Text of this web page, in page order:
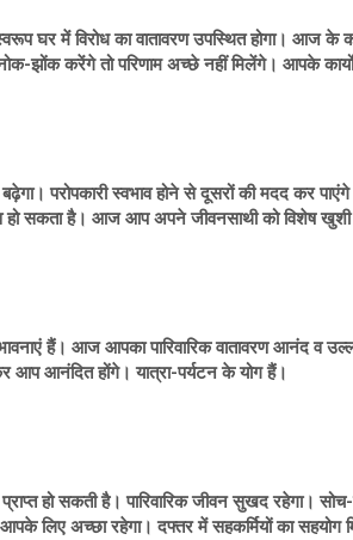
घर में विरोध का वातावरण उपस्थित होगा। आज के
झोंक करेंगे तो परिणाम अच्छे नहीं मिलेंगे। आपके
परोपकारी स्वभाव होने से दूसरों की मदद कर
हो सकता है। आज आप अपने जीवनसाथी को विशेष
हैं। आज आपका पारिवारिक वातावरण आनंद व
आप आनंदित होंगे। यात्रा-पर्यटन के योग हैं।
हो सकती है। पारिवारिक जीवन सुखद रहेगा।
लिए अच्छा रहेगा। दफ्तर में सहकर्मियों का सहयोग